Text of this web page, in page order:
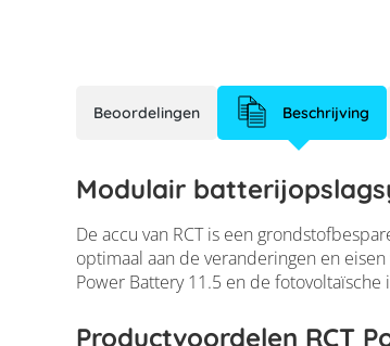
Beoordelingen Beschrijving
Modulair
De accu van RCT is een
optimaal aan de veranderingen en
Power Battery 11.5 en de fotovoltaïsche
Productvoordelen RCT